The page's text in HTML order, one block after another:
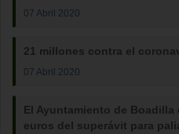
07 Abril 2020
21 millones contra el
07 Abril 2020
El Ayuntamiento de
euros del superávit para